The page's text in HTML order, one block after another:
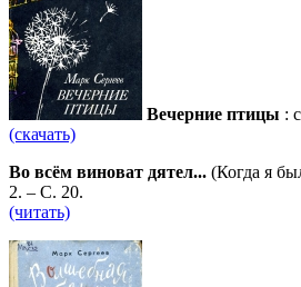
Вечерние птицы :
(скачать)
Во всём виноват дятел... (Когда я
2. – С. 20.
(читать)